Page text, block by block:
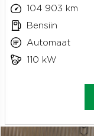
104 903 km
Bensiin
Automaat
110 kW